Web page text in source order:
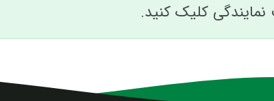
کلیک کنید.